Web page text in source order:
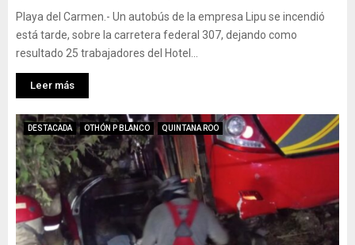
Playa del Carmen.- Un autobús de la empresa Lipu se incendió
está tarde, sobre la carretera federal 307, dejando como
resultado 25 trabajadores del Hotel...
Leer más
DESTACADA OTHÓN P BLANCO QUINTANA ROO